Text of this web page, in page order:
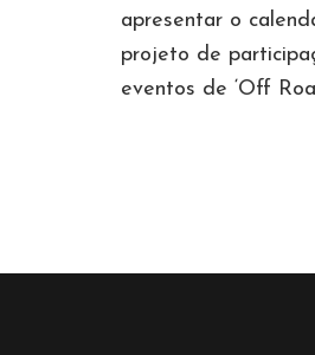
apresentar o
projeto de
eventos de ‘Off